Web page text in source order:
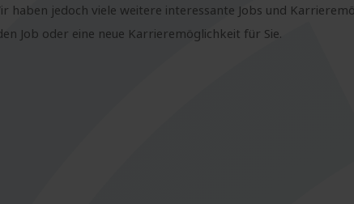
haben jedoch viele weitere interessante Jobs und
Job oder eine neue Karrieremöglichkeit für Sie.